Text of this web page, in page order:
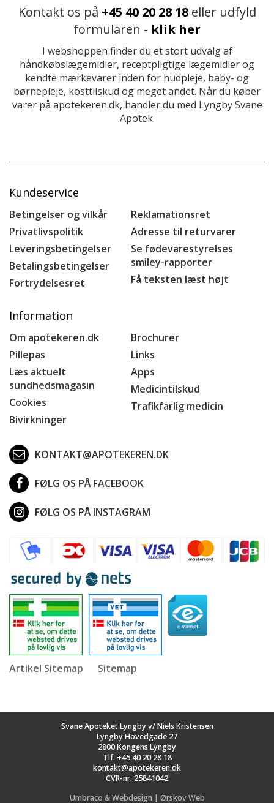
Kontakt os på +45 40 20 28 18eller udfyld
formularen - klik her
I webshoppen finder du et stort udvalg af
håndkøbslægemidler, receptpligtige lægemidler og
kendte mærkevarer inden for hudpleje, baby- og
børnepleje, kosttilskud og meget andet. Når du køber
varer på apotekeren.dk, handler du med Lyngby Svane
Apotek.
Kundeservice
Betingelser og vilkår
Privatlivspolitik
Leveringsbetingelser
Betalingsbetingelser
Fortrydelsesret
Reklamationsret
Adresse til returvarer
Se fødevarestyrelses
smiley-rapporter
Få teksten læst højt
Information
Om apotekeren.dk
Pillepas
Læs aktuelt
sundhedsmagasin
Cookies
Bivirkninger
Brochurer
Links
Apps
Medicintilskud
Trafikfarlig medicin
KONTAKT@APOTEKEREN.DK
FØLG OS PÅ FACEBOOK
FØLG OS PÅ INSTAGRAM
Artikel Sitemap Sitemap
Svane Apoteket Lyngby v/ Niels Kristensen
Lyngby Hovedgade 27
2800 Kongens Lyngby
Tlf. +45 40 20 28 18
kontakt@apotekeren.dk
CVR-nr. 25841042
Umbraco & Webdesign | Ørskov Web